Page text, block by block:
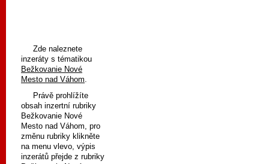
Zde naleznete
inzeráty s tématikou
Bežkovanie Nové
Mesto nad Váhom.
Právě prohlížíte
obsah inzertní rubriky
Bežkovanie Nové
Mesto nad Váhom, pro
změnu rubriky klikněte
na menu vlevo, výpis
inzerátů přejde z rubriky